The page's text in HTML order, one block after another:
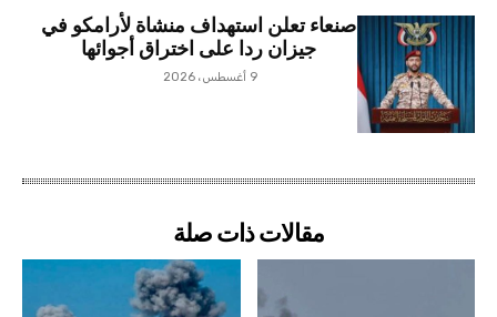
صنعاء تعلن استهداف منشاة لأرامكو في
جيزان ردا على اختراق أجوائها
9 أغسطس، 2026
مقالات ذات صلة